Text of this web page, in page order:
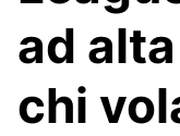
ad
chi